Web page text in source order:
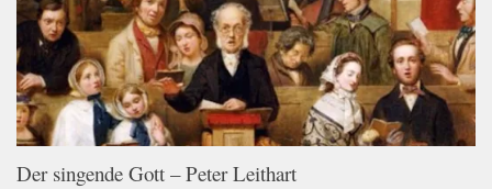
Der singende Gott – Peter Leithart